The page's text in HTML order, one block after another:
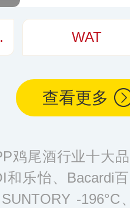
林 WAT
查看更多
鸡尾酒行业十大
和乐怡、Bacardi
-